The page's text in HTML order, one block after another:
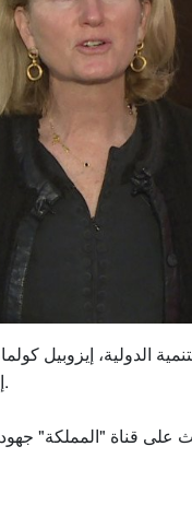
إضافية؛ لدعم اللاجئين السوريين في الأردن.
على قناة "المملكة"